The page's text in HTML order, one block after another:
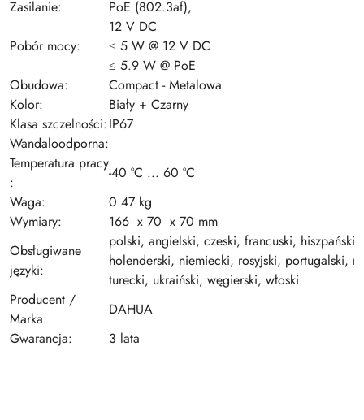
Zasilanie:
PoE (802.3af),
12 V DC
Pobór mocy:
≤ 5 W @ 12 V DC
≤ 5.9 W @ PoE
Obudowa:
Compact - Metalowa
Kolor:
Biały + Czarny
Klasa szczelności:IP67
Wandaloodporna:
Temperatura pracy
:
-40 °C ... 60 °C
Waga:
0.47 kg
Wymiary:
166 x 70 x 70 mm
Obsługiwane
języki:
polski, angielski, czeski, francuski, hiszpański,
holenderski, niemiecki, rosyjski, portugalski,
turecki, ukraiński, węgierski, włoski
Producent /
Marka:
DAHUA
Gwarancja:
3 lata